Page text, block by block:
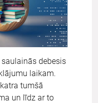
debesis
laikam.
tumšā
un līdz ar to